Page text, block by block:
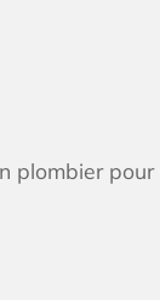
plombier pour